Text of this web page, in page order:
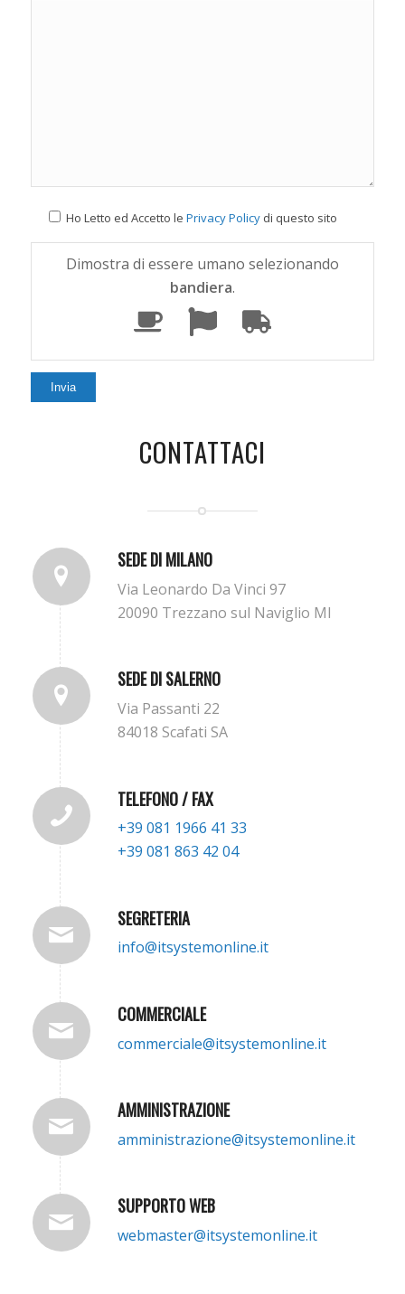
Ho Letto ed Accetto le Privacy Policydi questo sito
Dimostra di essere umano selezionando
bandiera.
CONTATTACI
SEDE DI MILANO
Via Leonardo Da Vinci 97
20090 Trezzano sul Naviglio MI
SEDE DI SALERNO
Via Passanti 22
84018 Scafati SA
TELEFONO / FAX
+39 081 1966 41 33
+39 081 863 42 04
SEGRETERIA
info@itsystemonline.it
COMMERCIALE
commerciale@itsystemonline.it
AMMINISTRAZIONE
amministrazione@itsystemonline.it
SUPPORTO WEB
webmaster@itsystemonline.it